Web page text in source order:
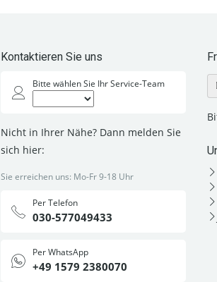
Kontaktieren Sie uns
Bitte wählen Sie Ihr Service-Team
Nicht in Ihrer Nähe? Dann melden Sie
sich hier:
Sie erreichen uns: Mo-Fr 9-18 Uhr
Per Telefon
030-577049433
Per WhatsApp
+49 1579 2380070